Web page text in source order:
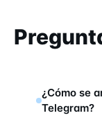
¿Cómo se
Telegram?